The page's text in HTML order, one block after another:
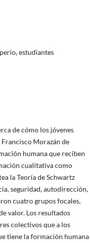
estudiantes
de cómo los jóvenes
Morazán de
humana que reciben
cualitativa como
la Teoría de Schwartz
seguridad, autodirección,
cuatro grupos focales,
valor. Los resultados
colectivos que a los
tiene la formación humana